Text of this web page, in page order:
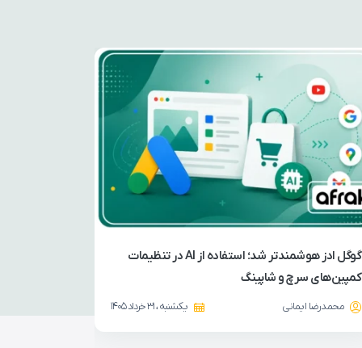
گوگل ادز هوشمندتر شد؛ استفاده از AI در تنظیمات
کمپین‌های سرچ و شاپینگ
محمدرضا ایمانی یکشنبه ، 31 خرداد 1405